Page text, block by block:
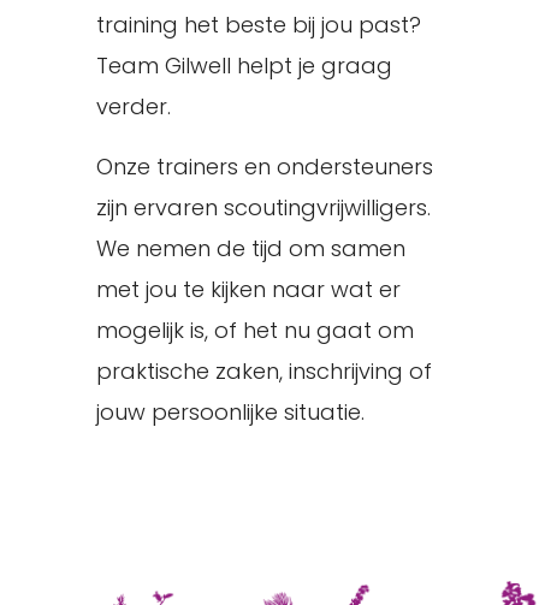
training het beste bij jou past?
Team Gilwell helpt je graag
verder.
Onze trainers en ondersteuners
zijn ervaren scoutingvrijwilligers.
We nemen de tijd om samen
met jou te kijken naar wat er
mogelijk is, of het nu gaat om
praktische zaken, inschrijving of
jouw persoonlijke situatie.